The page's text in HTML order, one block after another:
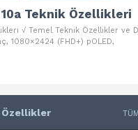
Teknik Özellikleri
√ Temel Teknik Özellikler ve
1080×2424 (FHD+) pOLED,
Özellikler